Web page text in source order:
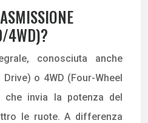
4WD)?
conosciuta anche
o 4WD (Four-Wheel
che invia la potenza del
le ruote. A differenza